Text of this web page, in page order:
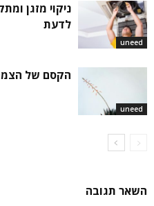
uneed
ניקוי מזגן
לדעת
uneed
הקסם של
השאר תגובה